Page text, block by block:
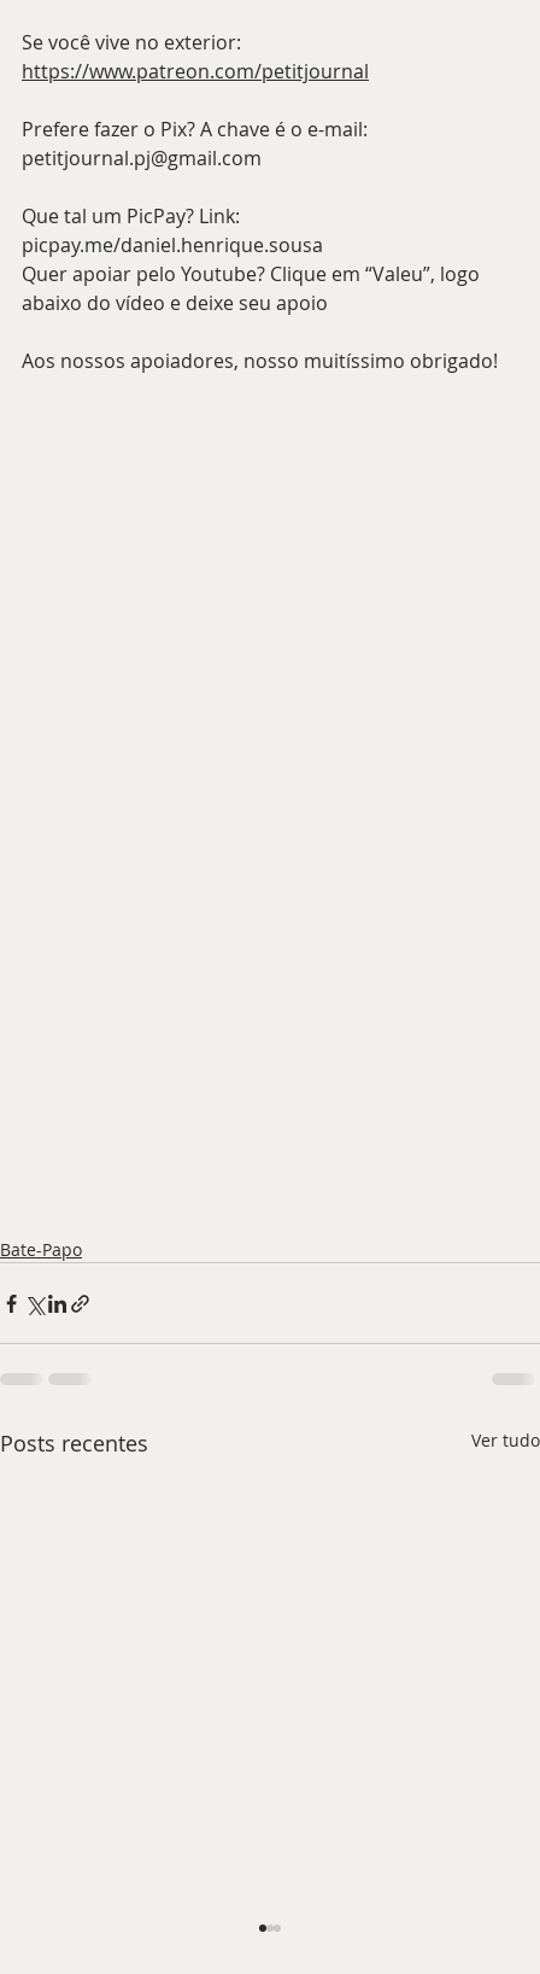
Se você vive no exterior:
https://www.patreon.com/petitjournal
Prefere fazer o Pix? A chave é o e-mail:
petitjournal.pj@gmail.com
Que tal um PicPay? Link:
picpay.me/daniel.henrique.sousa
Quer apoiar pelo Youtube? Clique em “Valeu”, logo
abaixo do vídeo e deixe seu apoio
Aos nossos apoiadores, nosso muitíssimo obrigado!
Bate-Papo
Posts recentes Ver tudo